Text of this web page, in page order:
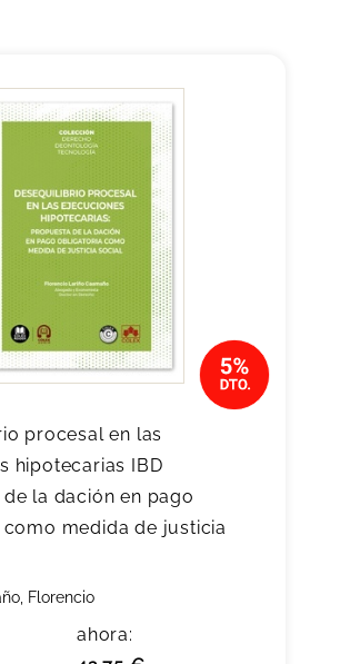
procesal en las
hipotecarias IBD
la dación en pago
medida de justicia
Florencio
ahora: